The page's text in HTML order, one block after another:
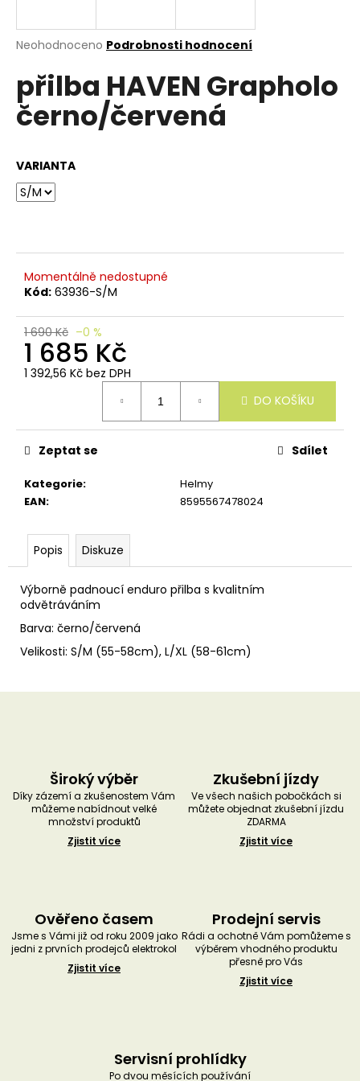
Průměrné
produktu
je
0,0
z
Neohodnoceno Podrobnosti hodnocení
přilba HAVEN Grapholo
černo/červená
VARIANTA
Momentálně nedostupné
Kód: 63936-S/M
1 690 Kč –0 %
1 685 Kč
1 392,56 Kč bez DPH
DO KOŠÍKU
Kategorie:
Helmy
EAN: 8595567478024
Zeptat se Sdílet
Popis Diskuze
Výborně padnoucí enduro přilba s kvalitním
odvětráváním
Barva: černo/červená
Velikosti: S/M (55-58cm), L/XL (58-61cm)
Široký výběr
Díky zázemí a zkušenostem Vám
můžeme nabídnout velké
množství produktů
Zjistit více
Zkušební jízdy
Ve všech našich pobočkách si
můžete objednat zkušební jízdu
ZDARMA
Zjistit více
Ověřeno časem
Jsme s Vámi již od roku 2009 jako
jedni z prvních prodejců elektrokol
Zjistit více
Prodejní servis
Rádi a ochotně Vám pomůžeme s
výběrem vhodného produktu
přesně pro Vás
Zjistit více
Servisní prohlídky
Po dvou měsících používání
n
a
í
t
?
D
o
p
o
u
e